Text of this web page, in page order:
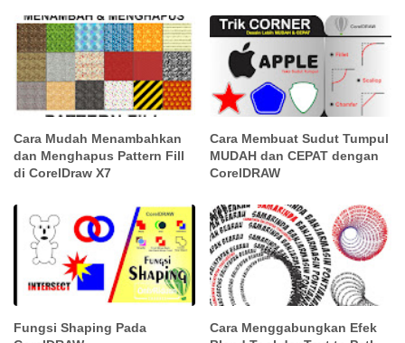
Cara Mudah Menambahkan
dan Menghapus Pattern Fill
di CorelDraw X7
Cara Membuat Sudut Tumpul
MUDAH dan CEPAT dengan
CorelDRAW
Fungsi Shaping Pada
Cara Menggabungkan Efek